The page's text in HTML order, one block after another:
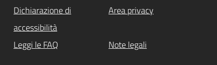
Dichiarazione di
accessibilità
Area privacy
Leggi le FAQ Note legali